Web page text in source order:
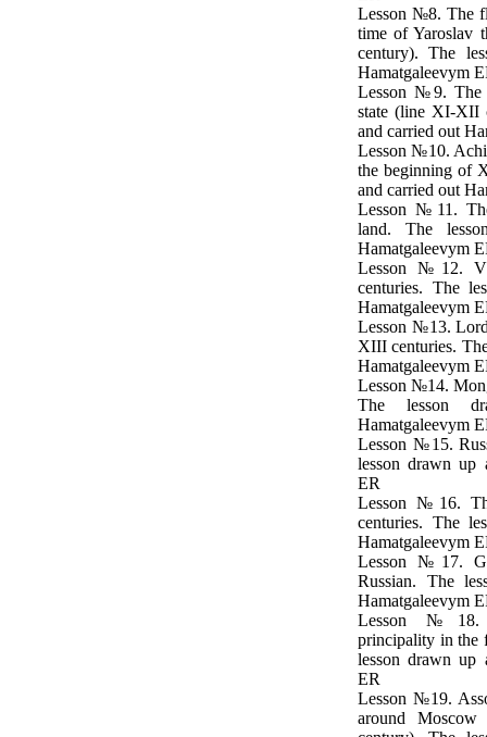
Lesson №8. The
time of Yaroslav
century). The
Hamatgaleevym
Lesson №9. The
state (line XI-XII
and carried out
Lesson №10.
the beginning of
and carried out
Lesson №11.
land. The
Hamatgaleevym
Lesson №12.
centuries. The
Hamatgaleevym
Lesson №13.
XIII centuries.
Hamatgaleevym
Lesson №14.
The lesson
Hamatgaleevym
Lesson №15.
lesson drawn up
ER
Lesson №16.
centuries. The
Hamatgaleevym
Lesson №17.
Russian. The
Hamatgaleevym
Lesson №18.
principality in the
lesson drawn up
ER
Lesson №19.
around